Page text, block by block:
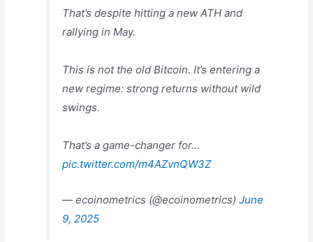
That’s despite hitting a new ATH and
rallying in May.
This is not the old Bitcoin. It’s entering a
new regime: strong returns without wild
swings.
That’s a game-changer for…
pic.twitter.com/m4AZvnQW3Z
— ecoinometrics (@ecoinometrics)June
9, 2025